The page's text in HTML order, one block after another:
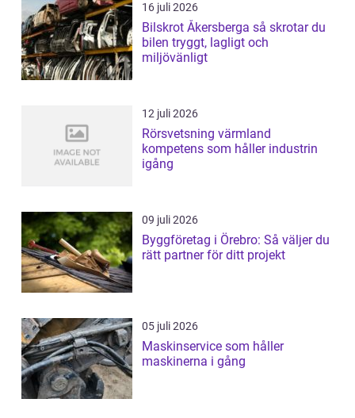
16 juli 2026
Bilskrot Åkersberga så skrotar du
bilen tryggt, lagligt och
miljövänligt
12 juli 2026
Rörsvetsning värmland
kompetens som håller industrin
igång
09 juli 2026
Byggföretag i Örebro: Så väljer du
rätt partner för ditt projekt
05 juli 2026
Maskinservice som håller
maskinerna i gång